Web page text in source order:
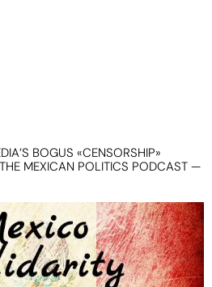
BOGUS «CENSORSHIP»
MEXICAN POLITICS PODCAST —